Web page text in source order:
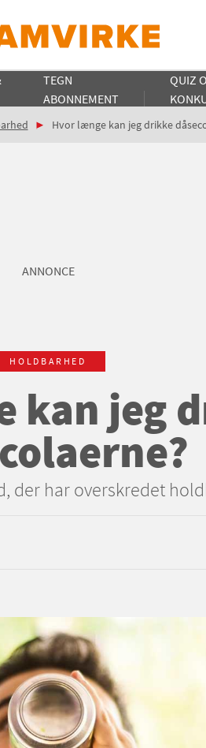
TEGN
ABONNEMENT
QUIZ
Hvor længe kan jeg drikke
ANNONCE
HOLDBARHED
kan jeg
der har overskredet